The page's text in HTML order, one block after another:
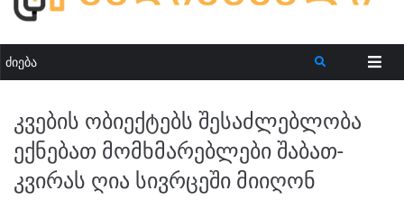
კვების ობიექტებს შესაძლებლობა
ექნებათ მომხმარებლები შაბათ-
კვირას ღია სივრცეში მიიღონ